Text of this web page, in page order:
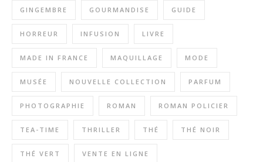
GINGEMBRE GOURMANDISE GUIDE
HORREUR INFUSION LIVRE
MADE IN FRANCE MAQUILLAGE MODE
MUSÉE NOUVELLE COLLECTION PARFUM
PHOTOGRAPHIE ROMAN ROMAN POLICIER
TEA-TIME THRILLER THÉ THÉ NOIR
THÉ VERT VENTE EN LIGNE